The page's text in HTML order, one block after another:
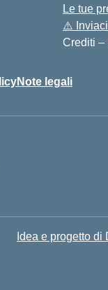
Le tue
⚠️
Crediti –
Note legali
Idea e progetto di